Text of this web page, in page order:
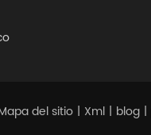
del sitio | Xml | blog |